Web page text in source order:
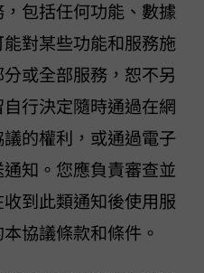
包括任何功能、數據
還可能對某些功能和服務施
或全部服務，恕不另
保留自行決定隨時通過在網
的權利，或通過電子
知。您應負責審查並
到此類通知後使用服
協議條款和條件。